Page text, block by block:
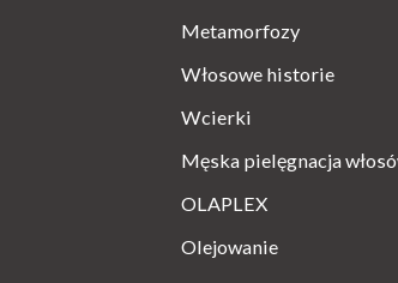
Metamorfozy
Włosowe historie
Wcierki
Męska pielęgnacja
OLAPLEX
Olejowanie